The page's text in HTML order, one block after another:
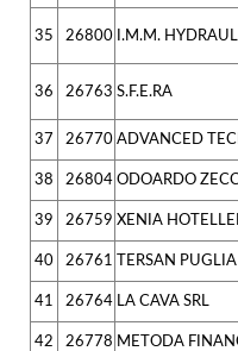
35 26800 I.M.M.
36 26763 S.F.E.RA
37 26770 ADVANCED
38 26804 ODOARDO
39 26759 XENIA
40 26761 TERSAN
41 26764 LA CAVA SRL
42 26778 METODA